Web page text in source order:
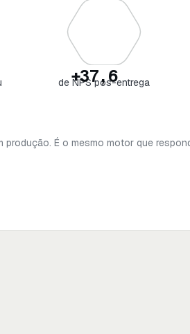
+37,6
de NPS pós-entrega
produção. É o mesmo motor que